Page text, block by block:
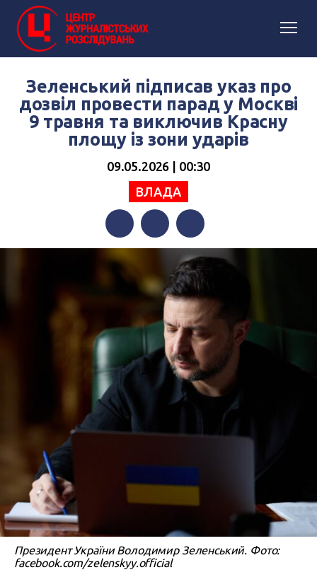
Зеленський підписав указ про
дозвіл провести парад у Москві
9 травня та виключив Красну
площу із зони ударів
09.05.2026 | 00:30
ВЛАДА
FacebookTwitterTelegram
Президент України Володимир Зеленський. Фото:
facebook.com/zelenskyy.official